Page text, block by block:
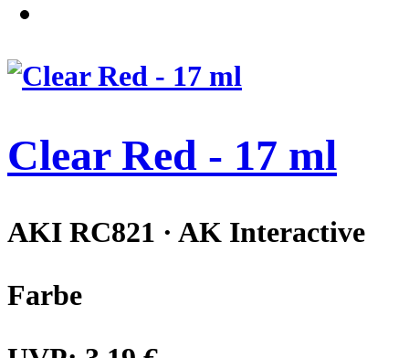
Clear Red - 17 ml
AKI RC821 · AK Interactive
Farbe